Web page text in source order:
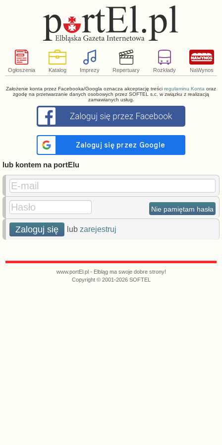
Ogłoszenia Katalog Imprezy Repertuary Rozkłady NaWynos
Założenie konta przez Facebooka/Googla oznacza akceptację treści regulaminu Konta oraz
zgodę na przetwarzanie danych osobowych przez SOFTEL s.c. w związku z realizacją
zamawianych usług.
lub kontem na portElu
E-mail
Hasło
Nie pamiętam hasła
Zaloguj się lub zarejestruj
www.portEl.pl - Elbląg ma swoje dobre strony!
Copyright © 2001-2026 SOFTEL